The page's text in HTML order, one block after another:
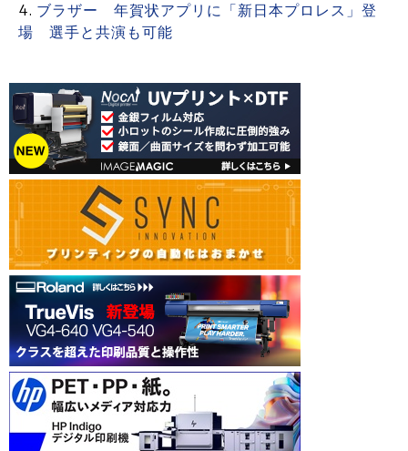
ブラザー 年賀状アプリに「新日本プロレス」登
場 選手と共演も可能